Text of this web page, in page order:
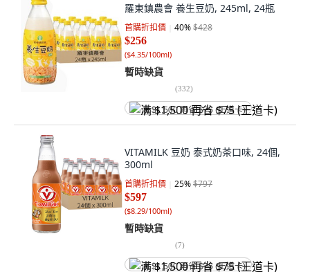
羅東鎮農會 養生豆奶, 245ml, 24瓶
首購折扣價 40%$428
$256
($4.35/100ml)
暫時缺貨
(332)
满 $1,500 再省 $75 (王道卡)
VITAMILK 豆奶 泰式奶茶口味, 24個,
300ml
首購折扣價 25%$797
$597
($8.29/100ml)
暫時缺貨
(7)
满 $1,500 再省 $75 (王道卡)